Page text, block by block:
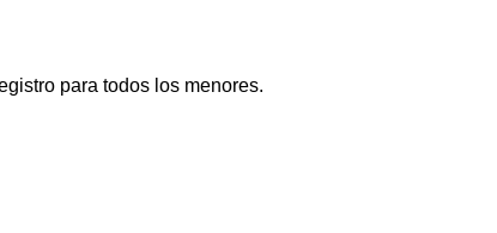
para todos los menores.